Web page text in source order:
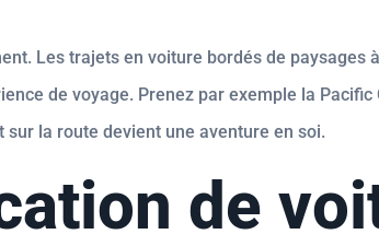
Les trajets en voiture bordés de paysages
de voyage. Prenez par exemple la
sur la route devient une aventure en soi.
de